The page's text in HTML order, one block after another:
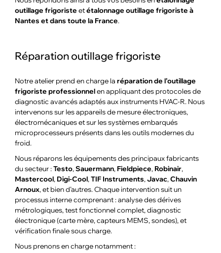
outillage frigoriste etétalonnage outillage frigoriste à
Nantes et dans toute la France.
Réparation outillage frigoriste
Notre atelier prend en charge la réparation de l’outillage
frigoriste professionnelen appliquant des protocoles de
diagnostic avancés adaptés aux instruments HVAC-R. Nous
intervenons sur les appareils de mesure électroniques,
électromécaniques et sur les systèmes embarqués
microprocesseurs présents dans les outils modernes du
froid.
Nous réparons les équipements des principaux fabricants
du secteur :Testo,Sauermann, Fieldpiece, Robinair,
Mastercool, Digi-Cool,TIF Instruments,Javac,Chauvin
Arnoux, et bien d’autres. Chaque intervention suit un
processus interne comprenant : analyse des dérives
métrologiques, test fonctionnel complet, diagnostic
électronique (carte mère, capteurs MEMS, sondes), et
vérification finale sous charge.
Nous prenons en charge notamment :